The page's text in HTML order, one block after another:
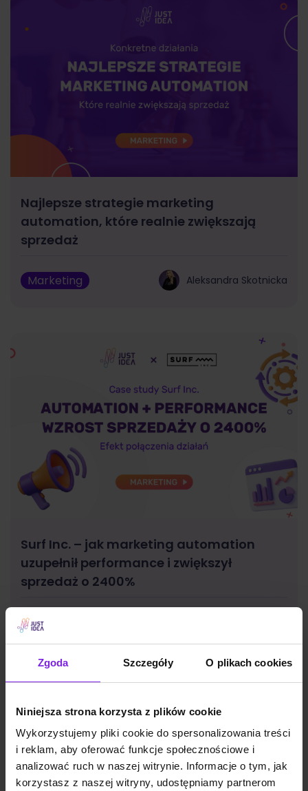
Zgoda Szczegóły O plikach cookies
Niniejsza strona korzysta z plików cookie
Wykorzystujemy pliki cookie do spersonalizowania treści
i reklam, aby oferować funkcje społecznościowe i
analizować ruch w naszej witrynie. Informacje o tym, jak
korzystasz z naszej witryny, udostępniamy partnerom
Najlepsze strategie marketing
automation, które realnie zwiększają
sprzedaż
Marketing Aleksandra Skotnicka
Surf Inc. – jak marketing automation
uzupełnił performance i zwiększył
sprzedaż o 2400%